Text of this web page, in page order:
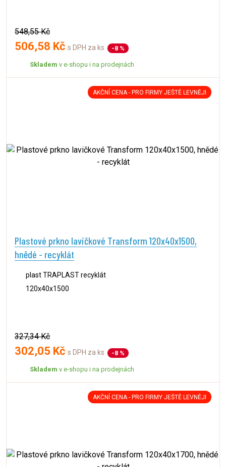
548,55 Kč
506,58 Kč s DPH za ks -8 %
Skladem v e-shopu i na prodejnách
AKČNÍ CENA - PRO FIRMY JEŠTĚ LEVNĚJI
Plastové prkno lavičkové Transform 120x40x1500,
hnědé - recyklát
plast TRAPLAST recyklát
120x40x1500
327,34 Kč
302,05 Kč s DPH za ks -8 %
Skladem v e-shopu i na prodejnách
AKČNÍ CENA - PRO FIRMY JEŠTĚ LEVNĚJI